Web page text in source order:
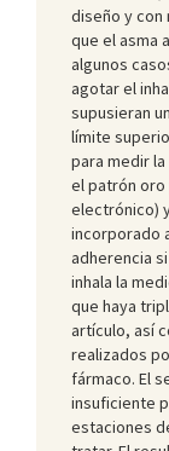
diseño y con
que el asma
algunos
agotar el
supusieran
límite
para medir
el patrón
electrónico)
incorporado
adherencia
inhala la
que haya
artículo, así
realizados
fármaco. El
insuficiente
estaciones